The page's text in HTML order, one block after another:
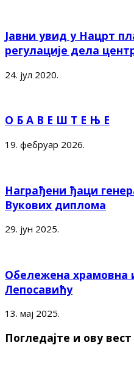
Јавни увид у Нацрт
регулације дела
24. јул 2020.
О Б А В Е Ш Т Е Њ Е
19. фебруар 2026.
Награђени ђаци
Вукових диплома
29. јун 2025.
Обележена храмовна
Лепосавићу
13. мај 2025.
Погледајте и ову вест